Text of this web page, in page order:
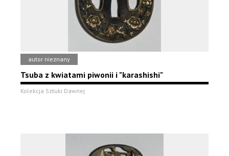
autor nieznany
Tsuba z kwiatami piwonii i "karashishi"
Kolekcja Sztuki Dawnej